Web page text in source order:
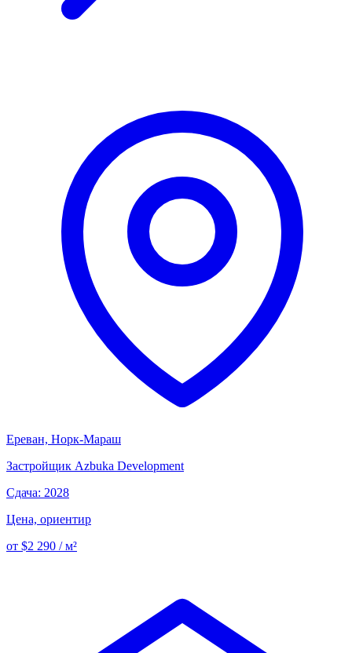
Ереван, Норк-Мараш
Застройщик Azbuka Development
Сдача: 2028
Цена, ориентир
от $2 290 / м²